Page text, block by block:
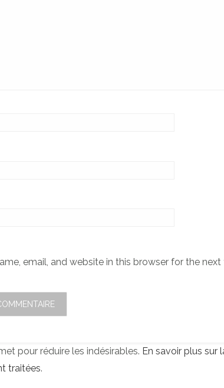
email, and website in this browser for the
pour réduire les indésirables. En savoir plus sur
traitées.